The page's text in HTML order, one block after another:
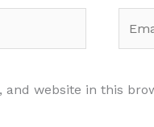
and website in this